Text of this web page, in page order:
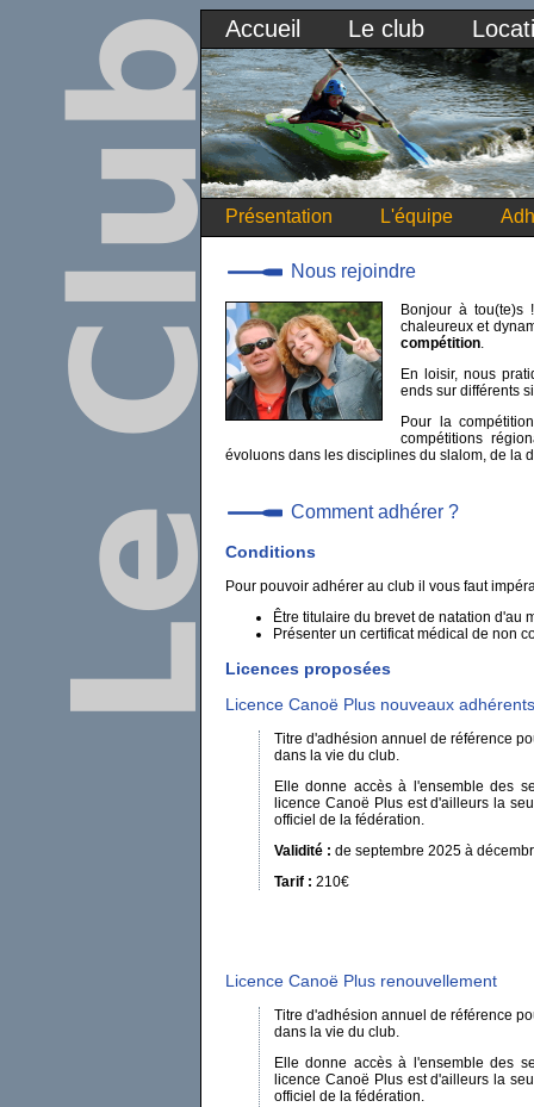
Accueil Le club
Présentation L'équipe
Nous rejoindre
Bonjour à tou(te)s
chaleureux et
compétition.
En loisir, nous
ends sur différents
Pour la
compétitions
évoluons dans les disciplines du slalom, de la
Comment adhérer ?
Conditions
Pour pouvoir adhérer au club il vous faut
Être titulaire du brevet de natation d'au
Présenter un certificat médical de non
Licences proposées
Licence Canoë Plus nouveaux adhérents
Titre d'adhésion annuel de référence
dans la vie du club.
Elle donne accès à l'ensemble des
licence Canoë Plus est d'ailleurs la
officiel de la fédération.
Validité : de septembre 2025 à
Tarif : 210€
Licence Canoë Plus renouvellement
Titre d'adhésion annuel de référence
dans la vie du club.
Elle donne accès à l'ensemble des
licence Canoë Plus est d'ailleurs la
officiel de la fédération.